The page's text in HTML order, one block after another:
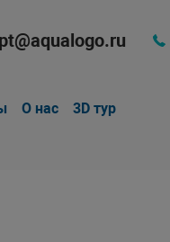
О нас 3D тур